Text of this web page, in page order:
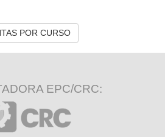
POR CURSO
EPC/CRC: